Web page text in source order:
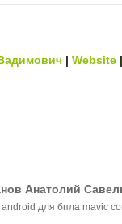
|Website
Анатолий
для бпла mavic